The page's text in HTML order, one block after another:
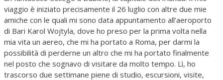
viaggio è iniziato precisamente il 26 luglio con altre due mie
amiche con le quali mi sono data appuntamento all’aeroporto
di Bari Karol Wojtyla, dove ho preso per la prima volta nella
mia vita un aereo, che mi ha portato a Roma, per darmi la
possibilità di perderne un altro che mi ha portato finalmente
nel posto che sognavo di visitare da molto tempo. Lì, ho
trascorso due settimane piene di studio, escursioni, visite,